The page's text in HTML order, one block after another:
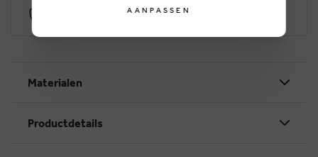
Veilig betalen via Worldline
Materialen
Productdetails
AANPASSEN